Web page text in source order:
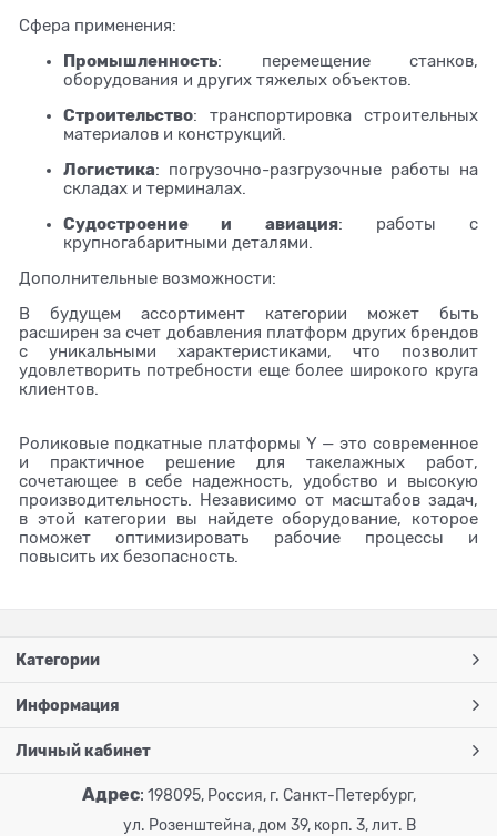
Сфера применения:
Промышленность: перемещение станков,
оборудования и других тяжелых объектов.
Строительство: транспортировка строительных
материалов и конструкций.
Логистика: погрузочно-разгрузочные работы на
складах и терминалах.
Судостроение и авиация: работы с
крупногабаритными деталями.
Дополнительные возможности:
В будущем ассортимент категории может быть
расширен за счет добавления платформ других брендов
с уникальными характеристиками, что позволит
удовлетворить потребности еще более широкого круга
клиентов.
Роликовые подкатные платформы Y — это современное
и практичное решение для такелажных работ,
сочетающее в себе надежность, удобство и высокую
производительность. Независимо от масштабов задач,
в этой категории вы найдете оборудование, которое
поможет оптимизировать рабочие процессы и
повысить их безопасность.
Категории
Информация
Личный кабинет
Адрес: 198095, Россия, г. Санкт-Петербург,
ул. Розенштейна, дом 39, корп. 3, лит. В